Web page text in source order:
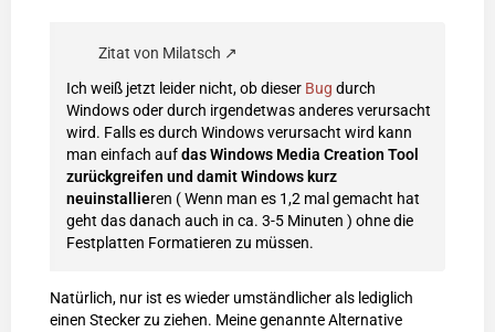
Zitat von Milatsch
Ich weiß jetzt leider nicht, ob dieser Bug durch
Windows oder durch irgendetwas anderes verursacht
wird. Falls es durch Windows verursacht wird kann
man einfach aufdas Windows Media Creation Tool
zurückgreifen und damit Windows kurz
neuinstallieren ( Wenn man es 1,2 mal gemacht hat
geht das danach auch in ca. 3-5 Minuten ) ohne die
Festplatten Formatieren zu müssen.
Natürlich, nur ist es wieder umständlicher als lediglich
einen Stecker zu ziehen. Meine genannte Alternative